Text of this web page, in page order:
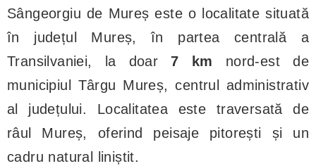
Sângeorgiu de Mureș este o localitate situată
în județul Mureș, în partea centrală a
Transilvaniei, la doar7 km nord-est de
municipiul Târgu Mureș, centrul administrativ
al județului. Localitatea este traversată de
râul Mureș, oferind peisaje pitorești și un
cadru natural liniștit.